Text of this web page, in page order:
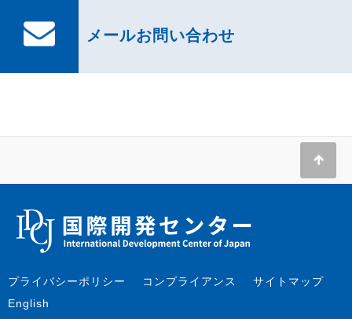
メールお問い合わせ
プライバシーポリシー コンプライアンス
サイトマップ
English